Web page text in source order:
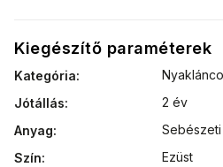
Kiegészítő paraméterek
Kategória:
Jótállás:
2 év
Anyag:
Szín:
Ezüst